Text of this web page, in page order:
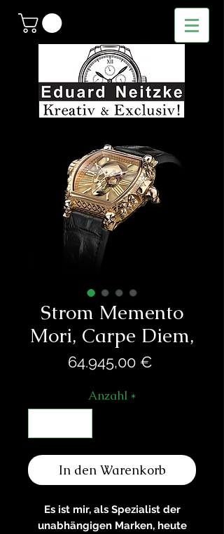
Strom Memento
Mori, Carpe Diem,
64.945,00 €
Anzahl *
In den Warenkorb
Es ist mir, als Spezialist der
unabhängigen Marken, heute